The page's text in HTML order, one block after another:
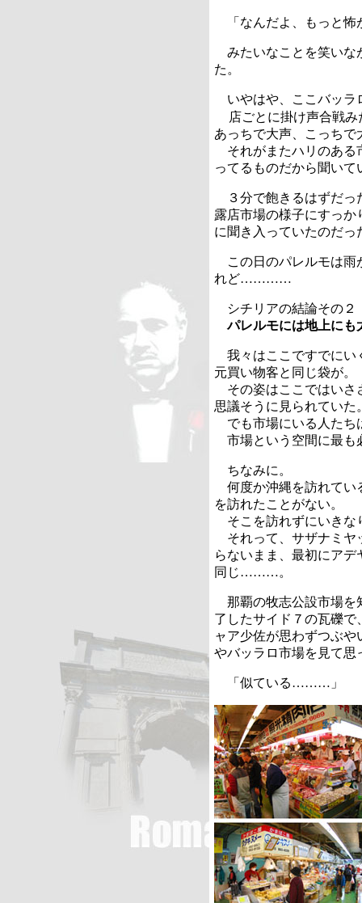
「なんだよ、もっと怖
みたいなことを笑いな
た。
いやはや、ここバッラ
店ごとに掛け声合戦
あっちで大声、こっちで
それがまたハリのある
ってるものだから聞い
３分で飽きるはずだっ
露店市場の様子にすっ
に聞き入っていたのだっ
この日のパレルモは雨
れど…………
シチリアの結論その２
パレルモには地上にも
我々はここですでにい
元買い物客と同じ袋が。
その姿はここではいさ
思議そうに見られていた
でも市場にいる人たち
市場という空間に最も
ちなみに。
何度か沖縄を訪れてい
を訪れたことがない。
そこを訪れずにいきな
それって、サザナミヤ
らないまま、最初にア
同じ………。
那覇の牧志公設市場を
了したサイド７の瓦礫
ャア少佐が思わずつぶ
やバッラロ市場を見て思
「似ている………」